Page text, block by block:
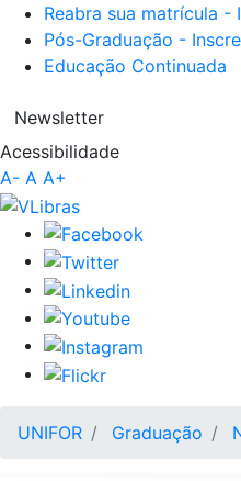
Reabra sua matrícula -
Pós-Graduação -
Educação Continuada
Newsletter
Acessibilidade
A- A A+
UNIFOR Graduação